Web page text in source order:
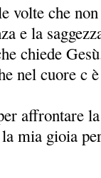
volte che
e la
chiede
nel cuore c
affrontare
mia gioia